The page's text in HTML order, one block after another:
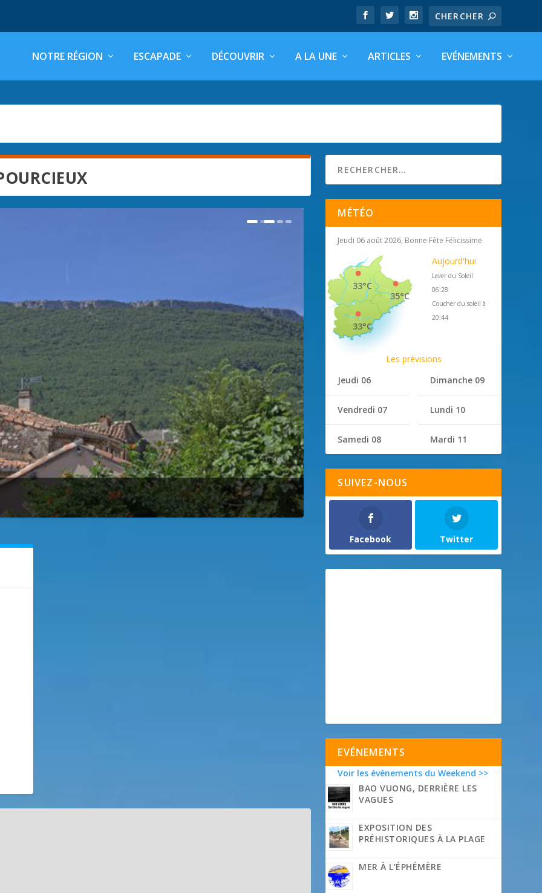
NOTRE RÉGION ESCAPADE DÉCOUVRIR A LA UNE ARTICLES EVÉNEMENTS
MÉTÉO
Jeudi 06 août 2026, Bonne Fête Félicissime
35°C
33°C
33°C
Aujourd'hui
Lever du Soleil
06:28
Coucher du soleil à
20:44
Les prévisions
Jeudi 06
Vendredi 07
Samedi 08
Dimanche 09
Lundi 10
Mardi 11
SUIVEZ-NOUS
Facebook Twitter
EVÉNEMENTS
Voir les événements du Weekend >>
BAO VUONG, DERRIÈRE LES
VAGUES
EXPOSITION DES
PRÉHISTORIQUES À LA PLAGE
MER À L’ÉPHÉMÈRE